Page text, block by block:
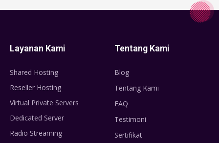
Layanan Kami
Shared Hosting
Reseller Hosting
Virtual Private Servers
Dedicated Server
Radio Streaming
Tentang Kami
Blog
Tentang Kami
FAQ
Testimoni
Sertifikat